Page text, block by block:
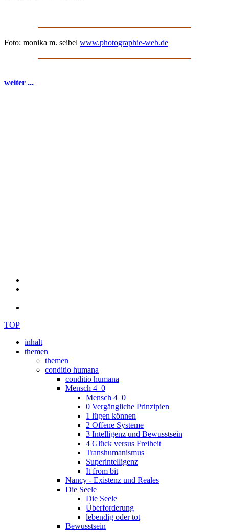
Foto: monika m. seibel www.photographie-web.de
weiter ...
TOP
inhalt
themen
themen
conditio humana
conditio humana
Mensch 4_0
Mensch 4_0
0 Vergängliche Prinzipien
1 lügen können
2 Offene Systeme
3 Intelligenz und Bewusstsein
4 Glück versus Freiheit
Transhumanismus
Superintelligenz
It from bit
Nancy - Existenz und Reales
Die Seele
Die Seele
Überforderung
lebendig oder tot
Bewusstsein